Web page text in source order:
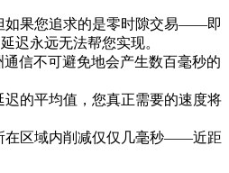
如果您追求的是零时隙交易——即
迟永远无法帮您实现。
通信不可避免地会产生数百毫秒的
的平均值，您真正需要的速度将
在区域内削减仅仅几毫秒——近距